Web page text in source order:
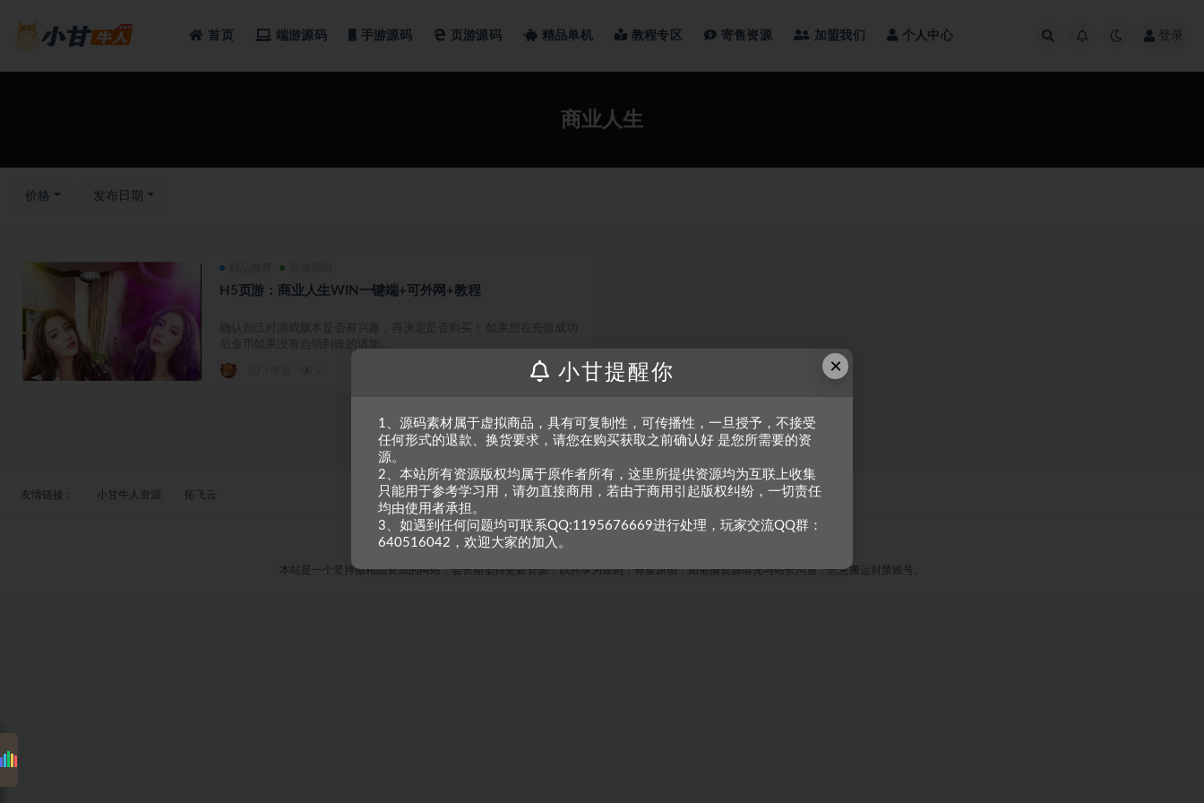
首页 端游源码 手游源码 页游源码 精品单机 教程专区 寄售资源 加盟我们 个人中心 登录
商业人生
价格 发布日期
H5页游：商业人生WIN一键端+可外网+教程
确认自己对游戏版本是否有兴趣，再决定是否购买！ 如果您在充值成功
后金币如果没有自动到账的请加...
150
友情链接： 小甘牛人资源 拓飞云
Copyright © 2023 小甘牛人资源网
本站是一个坚持做精品资源的网站，会长期坚持更新资源，以共享为原则，尊重原创，如需搬资源请先与站长沟通，恶意搬运封禁账号。
×
小甘提醒你
1、源码素材属于虚拟商品，具有可复制性，可传播性，一旦授予，不接受
任何形式的退款、换货要求，请您在购买获取之前确认好 是您所需要的资
源。
2、本站所有资源版权均属于原作者所有，这里所提供资源均为互联上收集
只能用于参考学习用，请勿直接商用，若由于商用引起版权纠纷，一切责任
均由使用者承担。
3、如遇到任何问题均可联系QQ:1195676669进行处理，玩家交流QQ群：
640516042，欢迎大家的加入。